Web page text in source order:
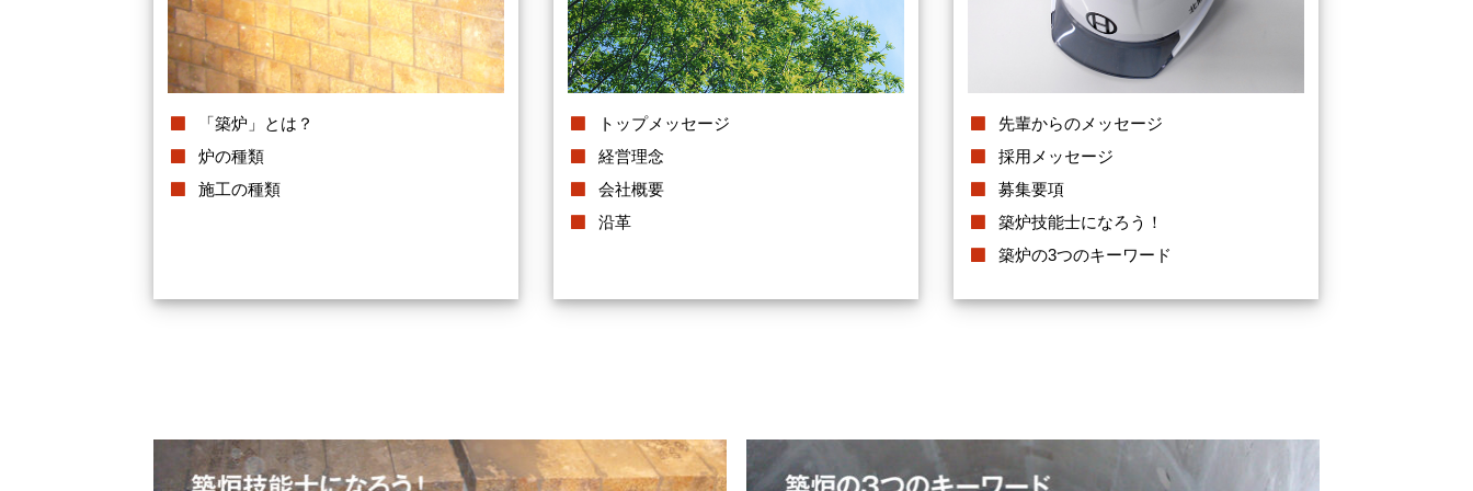
「築炉」とは？
炉の種類
施工の種類
トップメッセージ
経営理念
会社概要
沿革
先輩からのメッセージ
採用メッセージ
募集要項
築炉技能士になろう！
築炉の3つのキーワード